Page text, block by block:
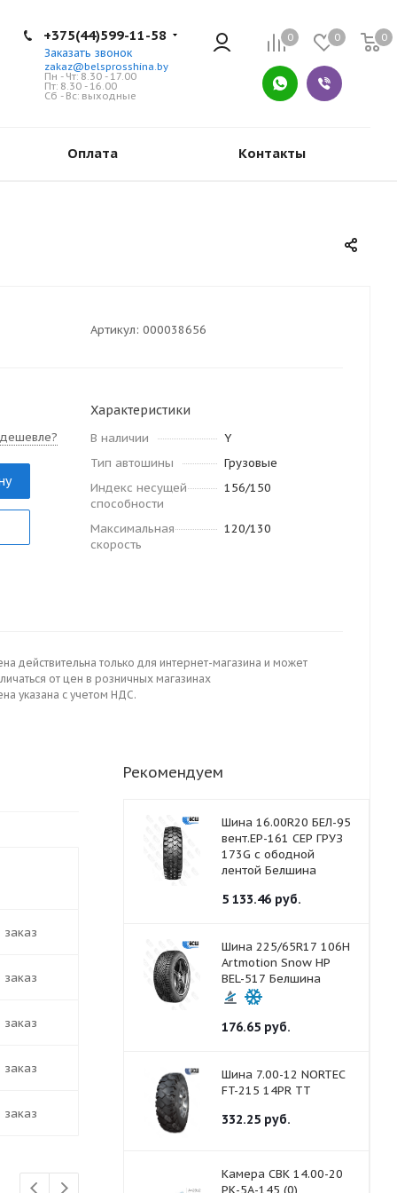
0 0 0
+375(44)599-11-58
Заказать звонок
zakaz@belsprosshina.by
Пн - Чт: 8.30 - 17.00
Пт: 8.30 - 16.00
Сб - Вс: выходные
Оплата Контакты
Артикул: 000038656
Характеристики
В наличии
Y
Тип автошины
Грузовые
Индекс несущей
способности
156/150
Максимальная
скорость
120/130
действительна только для интернет-магазина и может
от цен в розничных магазинах
указана с учетом НДС.
в наличии
заказ
заказ
заказ
заказ
заказ
Рекомендуем
Шина 16.00R20 БЕЛ-95
вент.ЕР-161 СЕР ГРУЗ
173G с ободной
лентой Белшина
5 133.46 руб.
Шина 225/65R17 106H
Artmotion Snow HP
BEL-517 Белшина
176.65 руб.
Шина 7.00-12 NORTEC
FT-215 14PR ТТ
332.25 руб.
Камера СВК 14.00-20
РК-5А-145 (0)